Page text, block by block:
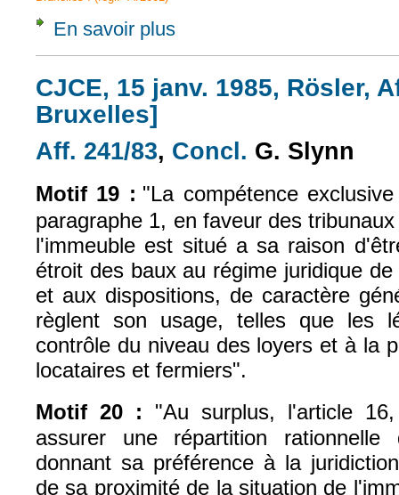
En savoir plus
CJCE, 15 janv. 1985, Rösler,
Bruxelles]
Aff. 241/83 (le lien est externe)
, Concl. (le lien est
G. Slynn
Motif 19 : "La compétence
paragraphe 1, en faveur des
l'immeuble est situé a sa raison
étroit des baux au régime juridique
et aux dispositions, de caractère
règlent son usage, telles que les
contrôle du niveau des loyers et à la
locataires et fermiers".
Motif 20 :
"Au surplus, l'article
assurer une répartition rationnelle
donnant sa préférence à la
de sa proximité de la situation de